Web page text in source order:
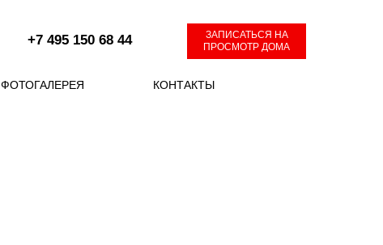
+7 495 150 68 44
КОНТАКТЫ
ФОТОГАЛЕРЕЯ
ЗАПИСАТЬСЯ НА
ПРОСМОТР ДОМА